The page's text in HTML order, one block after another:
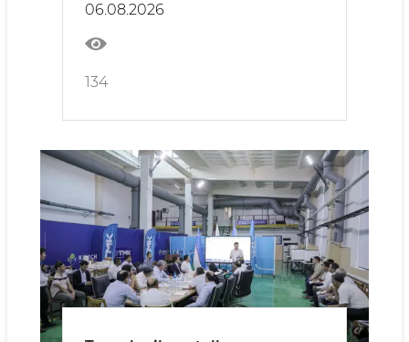
bosqichi muhokama qilindi
06.08.2026
134